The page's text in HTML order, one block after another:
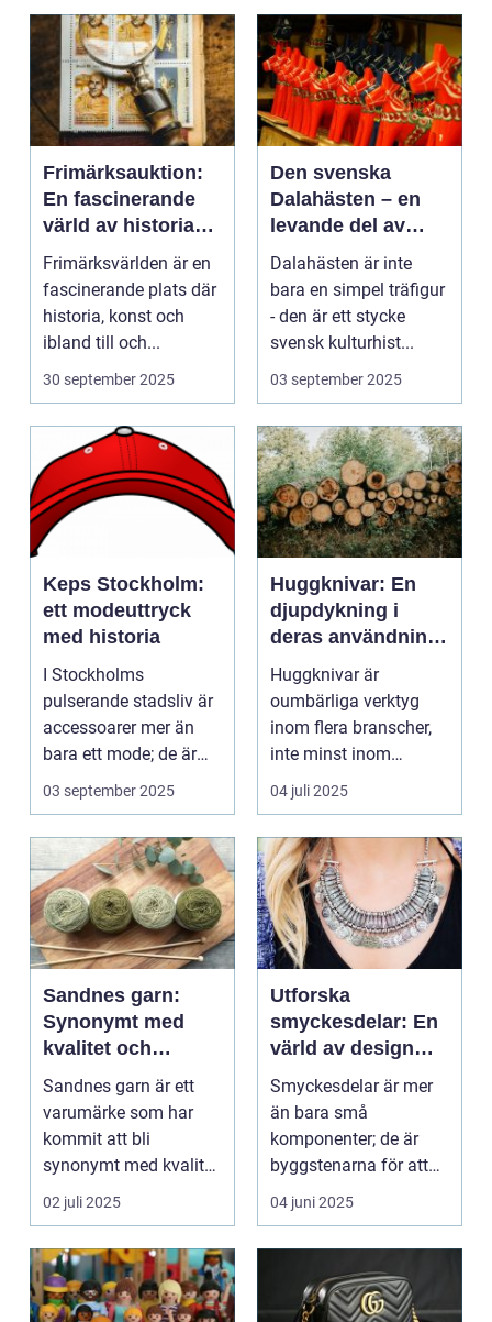
Frimärksauktion:
En fascinerande
värld av historia
och samlande
Frimärksvärlden är en
fascinerande plats där
historia, konst och
ibland till och...
30 september 2025
Den svenska
Dalahästen – en
levande del av
Sveriges
kulturhistoria.
Dalahästen är inte
bara en simpel träfigur
- den är ett stycke
svensk kulturhist...
03 september 2025
Keps Stockholm:
ett modeuttryck
med historia
I Stockholms
pulserande stadsliv är
accessoarer mer än
bara ett mode; de är
uttryck f...
03 september 2025
Huggknivar: En
djupdykning i
deras användning
och betydelse
Huggknivar är
oumbärliga verktyg
inom flera branscher,
inte minst inom
skogsindustrin och ...
04 juli 2025
Sandnes garn:
Synonymt med
kvalitet och
tradition
Sandnes garn är ett
varumärke som har
kommit att bli
synonymt med kvalitet
och tradition i...
02 juli 2025
Utforska
smyckesdelar: En
värld av design
och kreativitet
Smyckesdelar är mer
än bara små
komponenter; de är
byggstenarna för att
sk...
04 juni 2025